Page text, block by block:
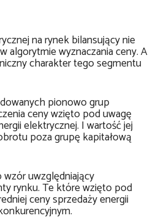
na rynek bilansujący nie
algorytmie wyznaczania ceny. A
charakter tego segmentu
pionowo grup
ceny wzięto pod uwagę
elektrycznej. I wartość jej
poza grupę kapitałową
uwzględniający
rynku. Te które wzięto pod
ceny sprzedaży energii